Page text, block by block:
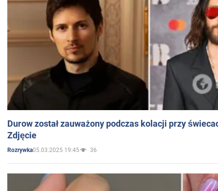
Durow został zauważony podczas kolacji przy
Zdjęcie
Rozrywka05.03.2025 19:45 36